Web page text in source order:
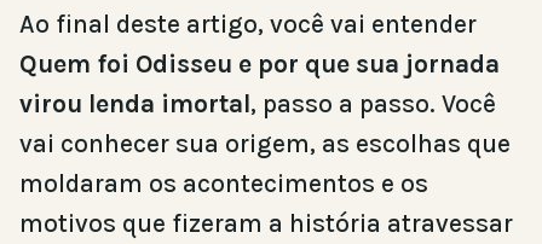
Ao final deste artigo, você vai entender
Quem foi Odisseu e por que sua jornada
virou lenda imortal, passo a passo. Você
vai conhecer sua origem, as escolhas que
moldaram os acontecimentos e os
motivos que fizeram a história atravessar